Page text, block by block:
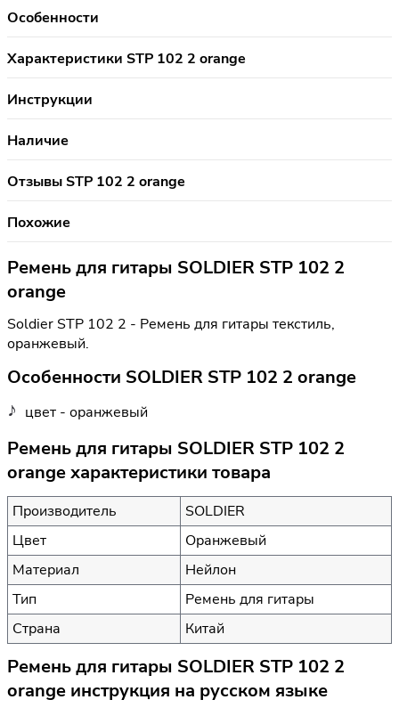
Особенности
Характеристики STP 102 2 orange
Инструкции
Наличие
Отзывы STP 102 2 orange
Похожие
Ремень для гитары SOLDIER STP 102 2
orange
Soldier STP 102 2 - Ремень для гитары текстиль,
оранжевый.
Особенности SOLDIER STP 102 2 orange
цвет - оранжевый
Ремень для гитары SOLDIER STP 102 2
orange характеристики товара
Производитель
SOLDIER
Цвет
Оранжевый
Материал
Нейлон
Тип
Ремень для гитары
Страна
Китай
Ремень для гитары SOLDIER STP 102 2
orange инструкция на русском языке